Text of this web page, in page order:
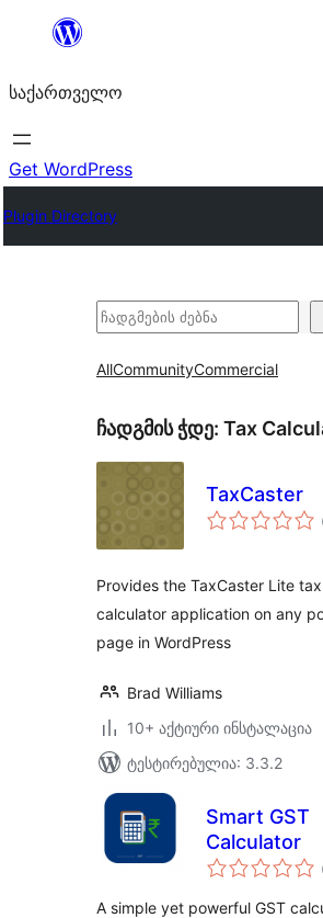
შიგთავსზე
საქართველო
Get WordPress
Plugin Directory
ძებნა
AllCommunityCommercial
ჩადგმის ჭდე: Tax
TaxCaster
Provides the TaxCaster Lite tax
calculator application on any
page in WordPress
Brad Williams
10+ აქტიური ინსტალაცია
ტესტირებულია: 3.3.2
Smart GST
Calculator
A simple yet powerful GST